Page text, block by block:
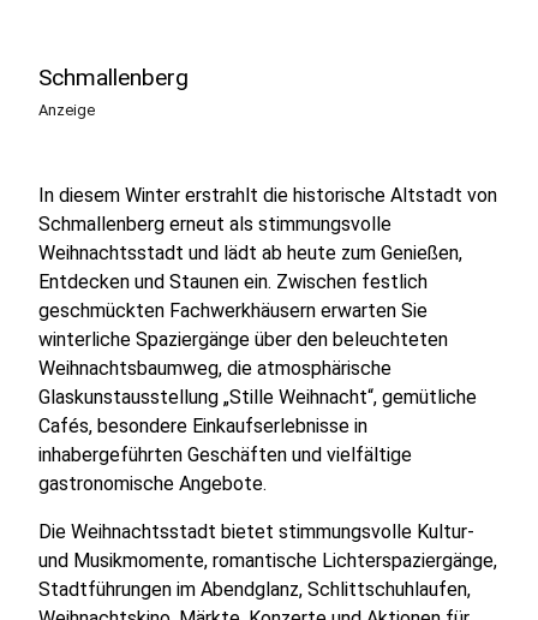
Schmallenberg
Anzeige
In diesem Winter erstrahlt die historische Altstadt von
Schmallenberg erneut als stimmungsvolle
Weihnachtsstadt und lädt ab heute zum Genießen,
Entdecken und Staunen ein. Zwischen festlich
geschmückten Fachwerkhäusern erwarten Sie
winterliche Spaziergänge über den beleuchteten
Weihnachtsbaumweg, die atmosphärische
Glaskunstausstellung „Stille Weihnacht“, gemütliche
Cafés, besondere Einkaufserlebnisse in
inhabergeführten Geschäften und vielfältige
gastronomische Angebote.
Die Weihnachtsstadt bietet stimmungsvolle Kultur-
und Musikmomente, romantische Lichterspaziergänge,
Stadtführungen im Abendglanz, Schlittschuhlaufen,